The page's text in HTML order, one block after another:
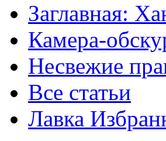
Заглавная:
Камера-
Несвежие
Все статьи
Лавка